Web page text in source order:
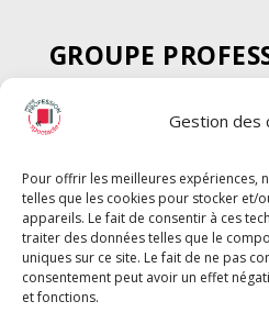
Gestion des
Pour offrir les meilleures expériences,
telles que les cookies pour stocker et/
appareils. Le fait de consentir à ces
traiter des données telles que le
uniques sur ce site. Le fait de ne pas
consentement peut avoir un effet
et fonctions.
GROUPE
SPECTACLE
Chèque Intermittents
Chèque Compta
Chèque Emploi Spectacle
G-Pods
Profession Audio-visuel